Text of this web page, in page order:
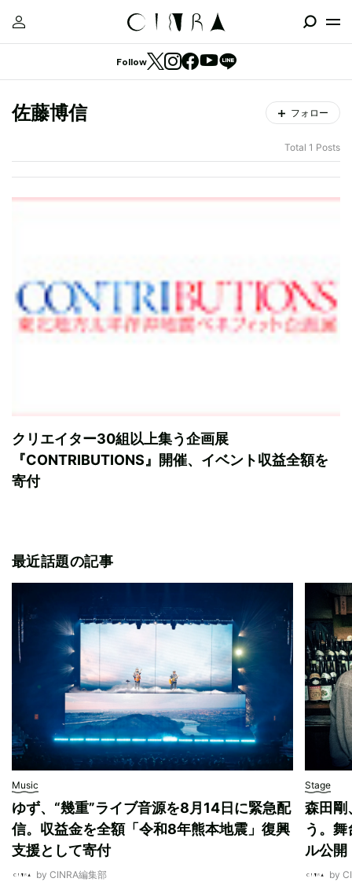
Follow
佐藤博信 フォロー
Total 1 Posts
クリエイター30組以上集う企画展
『CONTRIBUTIONS』開催、イベント収益全額を
寄付
最近話題の記事
Music
ゆず、“幾重”ライブ音源を8月14日に緊急配
信。収益金を全額「令和8年熊本地震」復興
支援として寄付
by CINRA編集部
Stage
森田剛
う。
ル公開
by